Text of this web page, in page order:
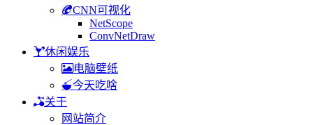
CNN可视化
NetScope
ConvNetDraw
休闲娱乐
电脑壁纸
今天吃啥
关于
网站简介